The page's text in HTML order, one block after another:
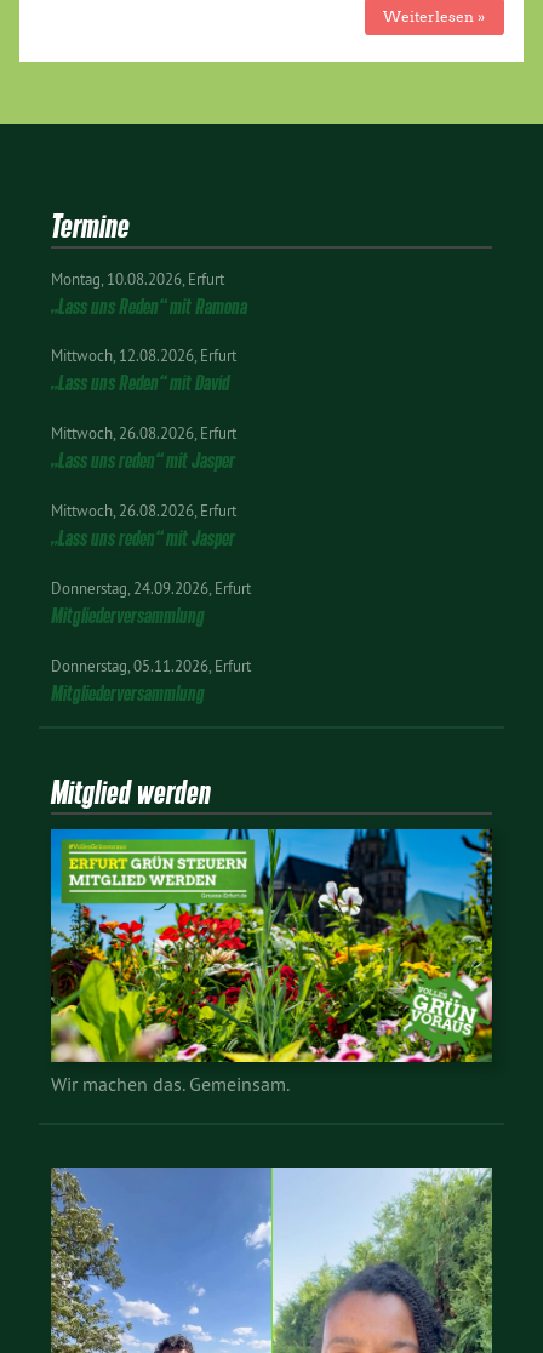
Weiterlesen »
Termine
Montag 10.08.2026 Erfurt
„Lass uns Reden“ mit Ramona
Mittwoch 12.08.2026 Erfurt
„Lass uns Reden“ mit David
Mittwoch 26.08.2026 Erfurt
„Lass uns reden“ mit Jasper
Mittwoch 26.08.2026 Erfurt
„Lass uns reden“ mit Jasper
Donnerstag 24.09.2026 Erfurt
Mitgliederversammlung
Donnerstag 05.11.2026 Erfurt
Mitgliederversammlung
Mitglied werden
Wir machen das. Gemeinsam.